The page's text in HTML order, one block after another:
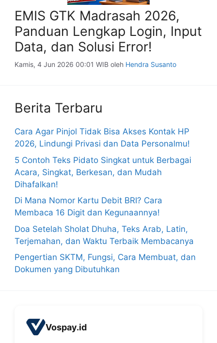
EMIS GTK Madrasah 2026,
Panduan Lengkap Login, Input
Data, dan Solusi Error!
Kamis, 4 Jun 2026 00:01 WIB oleh Hendra Susanto
Berita Terbaru
Cara Agar Pinjol Tidak Bisa Akses Kontak HP
2026, Lindungi Privasi dan Data Personalmu!
5 Contoh Teks Pidato Singkat untuk Berbagai
Acara, Singkat, Berkesan, dan Mudah
Dihafalkan!
Di Mana Nomor Kartu Debit BRI? Cara
Membaca 16 Digit dan Kegunaannya!
Doa Setelah Sholat Dhuha, Teks Arab, Latin,
Terjemahan, dan Waktu Terbaik Membacanya
Pengertian SKTM, Fungsi, Cara Membuat, dan
Dokumen yang Dibutuhkan
Vospay.id